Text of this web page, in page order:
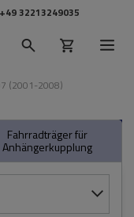
+49 32213249035
(2001-2008)
Fahrradträger für
Anhängerkupplung